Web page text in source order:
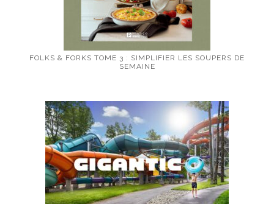
FOLKS & FORKS TOME 3 : SIMPLIFIER LES SOUPERS DE
SEMAINE